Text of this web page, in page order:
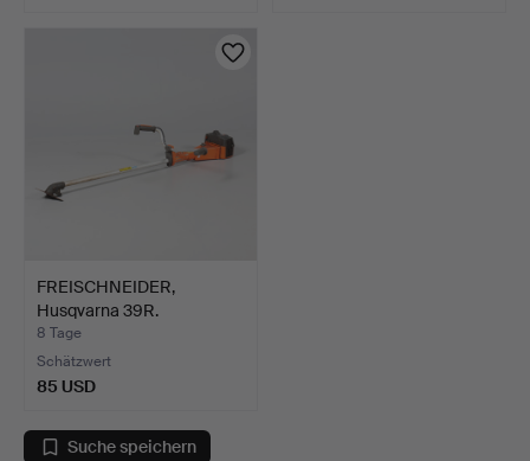
FREISCHNEIDER,
Husqvarna 39R.
8 Tage
Schätzwert
85 USD
Suche speichern